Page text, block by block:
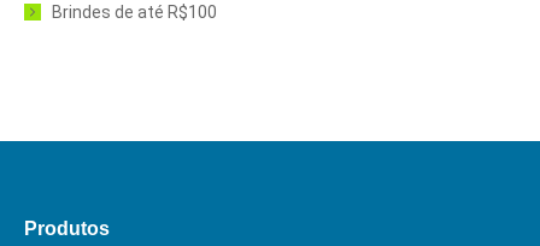
Brindes de até R$100
Produtos